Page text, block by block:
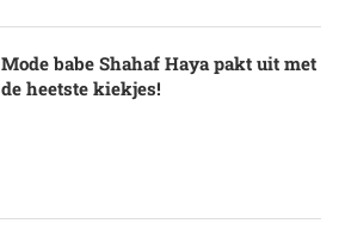
Mode babe Shahaf Haya pakt uit met
de heetste kiekjes!